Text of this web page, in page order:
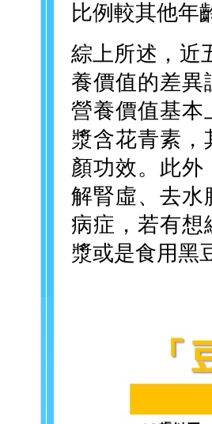
比例較其他年
綜上所述，近
養價值的差
營養價值基本
漿含花青素
顏功效。此
解腎虛、去水
病症，若有想
漿或是食用黑